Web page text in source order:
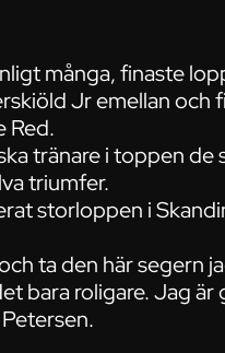
många, finaste
Jr emellan och
Red.
tränare i toppen
triumfer.
storloppen i
ta den här segern
bara roligare. Jag